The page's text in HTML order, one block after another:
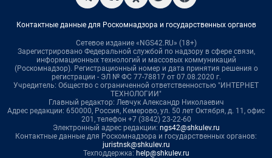
Контактные данные для Роскомнадзора и государственных органов
Сетевое издание «NGS42.RU» (18+)
Зарегистрировано Федеральной службой по надзору в сфере связи,
информационных технологий и массовых коммуникаций
(Роскомнадзор). Регистрационный номер и дата принятия решения о
регистрации - ЭЛ № ФС 77-78817 от 07.08.2020 г.
Учредитель: Общество с ограниченной ответственностью "ИНТЕРНЕТ
ТЕХНОЛОГИИ"
Главный редактор: Левчук Александр Николаевич
Адрес редакции: 650000, Россия, Кемерово, ул. 50 лет Октября, д. 11, офис
201, телефон +7 (3842) 23-22-60
Электронный адрес редакции: ngs42@shkulev.ru
Контактные данные для Роскомнадзора и государственных органов:
juristnsk@shkulev.ru
Техподдержка: help@shkulev.ru